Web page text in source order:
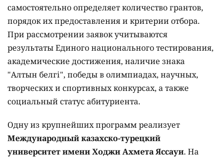
самостоятельно определяет количество грантов,
порядок их предоставления и критерии отбора.
При рассмотрении заявок учитываются
результаты Единого национального тестирования,
академические достижения, наличие знака
"Алтын белгі", победы в олимпиадах, научных,
творческих и спортивных конкурсах, а также
социальный статус абитуриента.
Одну из крупнейших программ реализует
Международный казахско-турецкий
университет имени Ходжи Ахмета Яссауи. На